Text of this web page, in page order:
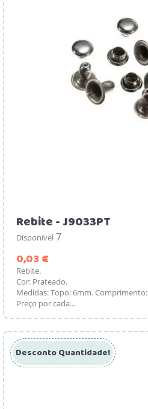
Rebite - J9033PT
Disponível 7
0,03 €
Rebite.
Cor: Prateado.
Medidas: Topo: 6mm.
Preço por cada...
Desconto Quantidade!